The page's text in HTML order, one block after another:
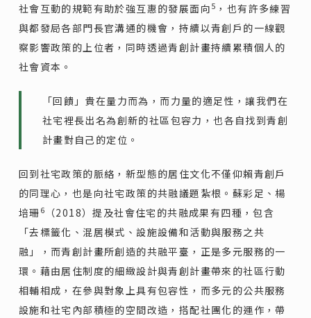
社會互動的規範有助於強互惠的發展面向 5 ，也有許多練習
與都發局各部門長官溝通的機會，持續以青創戶的一線觀
察影響政策的上位者，同時透過青創計畫持續累積個人的
社會資本。
「回饋」貴在量力而為，而力量的適足性，讓我們在
社宅裡長出名為創新的社區包容力，也各自找到青創
計畫對自己的定位。
回到社宅政策的脈絡，新型態的居住文化不僅仰賴青創戶
的同理心，也是向社宅政策的共融議題紮根。蘇彩足、楊
培珊 6
（2018）提及社會住宅的共融成果有四種，包含
「去標籤化、混居模式、設施設備和活動與服務之共
融」，而青創計畫所創造的共融平臺，正是多元服務的一
環。藉由居住制度的細緻設計與青創計畫帶來的社區行動
相輔相成，在參與對象上具有包容性，而多元的公共服務
設施和社宅內部積極的空間改造，搭配社團化的運作，帶